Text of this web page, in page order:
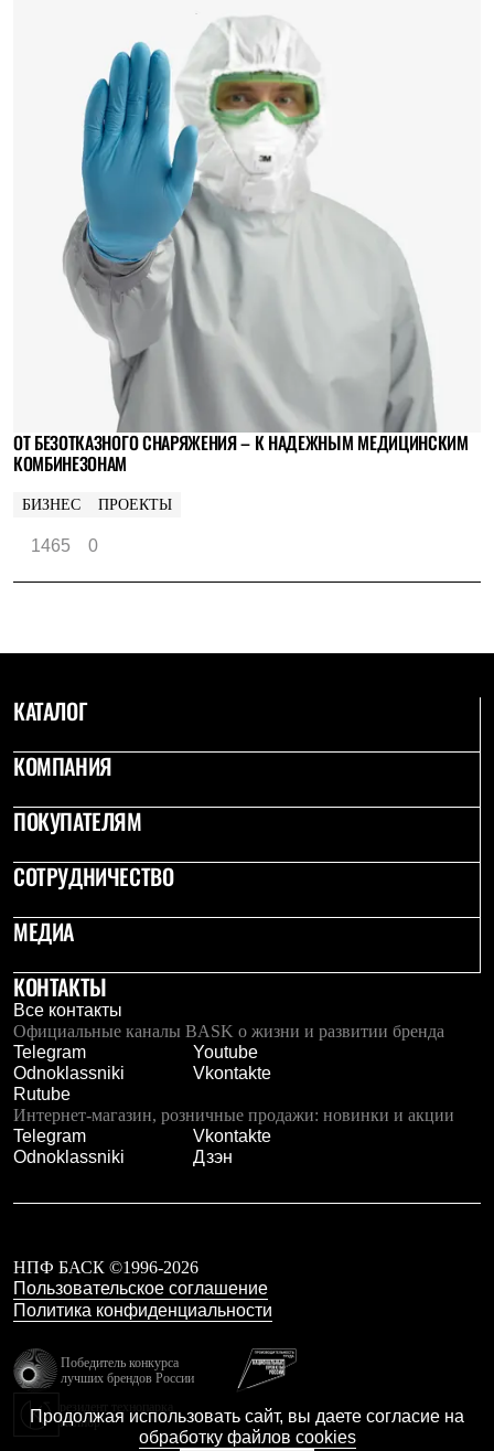
ОТ БЕЗОТКАЗНОГО СНАРЯЖЕНИЯ – К НАДЕЖНЫМ МЕДИЦИНСКИМ
КОМБИНЕЗОНАМ
БИЗНЕС ПРОЕКТЫ
1465 0
КАТАЛОГ
КОМПАНИЯ
ПОКУПАТЕЛЯМ
СОТРУДНИЧЕСТВО
МЕДИА
КОНТАКТЫ
Все контакты
Официальные каналы BASK о жизни и развитии бренда
Telegram
Youtube
Odnoklassniki
Vkontakte
Rutube
Интернет-магазин, розничные продажи: новинки и акции
Telegram
Vkontakte
Odnoklassniki
Дзэн
НПФ БАСК ©1996-2026
Пользовательское соглашение
Политика конфиденциальности
Победитель конкурса
лучших брендов России
Калибр
Продолжая использовать сайт, вы даете согласие на
обработку файлов cookies